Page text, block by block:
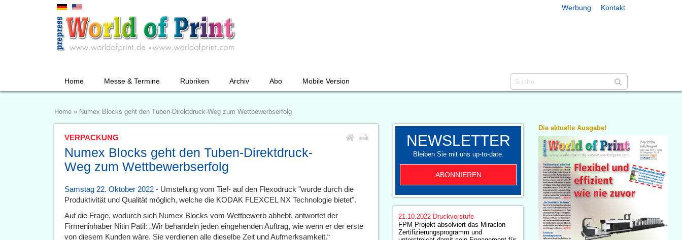
Werbung Kontakt
Home Messe & Termine Rubriken Archiv Abo Mobile Version
Home » Numex Blocks geht den Tuben-Direktdruck-Weg zum Wettbewerbserfolg
VERPACKUNG
Numex Blocks geht den Tuben-Direktdruck-
Weg zum Wettbewerbserfolg
Samstag 22. Oktober 2022 - Umstellung vom Tief- auf den Flexodruck "wurde durch die
Produktivität und Qualität möglich, welche die KODAK FLEXCEL NX Technologie bietet".
Auf die Frage, wodurch sich Numex Blocks vom Wettbewerb abhebt, antwortet der
Firmeninhaber Nitin Patil: „Wir behandeln jeden eingehenden Auftrag, wie wenn er der erste
von diesem Kunden wäre. Sie verdienen alle dieselbe Zeit und Aufmerksamkeit.“
NEWSLETTER
Bleiben Sie mit uns up-to-date.
ABONNIEREN
21.10.2022 Druckvorstufe
FPM Projekt absolviert das Miraclon
Zertifizierungsprogramm und
Die aktuelle Ausgabe!